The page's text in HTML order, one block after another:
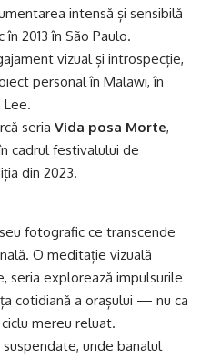
intensă și sensibilă
2013 în São Paulo.
vizual și introspecție,
personal în Malawi, în
Lee.
seria Vida posa Morte,
cadrul festivalului de
din 2023.
fotografic ce transcende
O meditație vizuală
seria explorează impulsurile
cotidiană a orașului — nu ca
mereu reluat.
unde banalul